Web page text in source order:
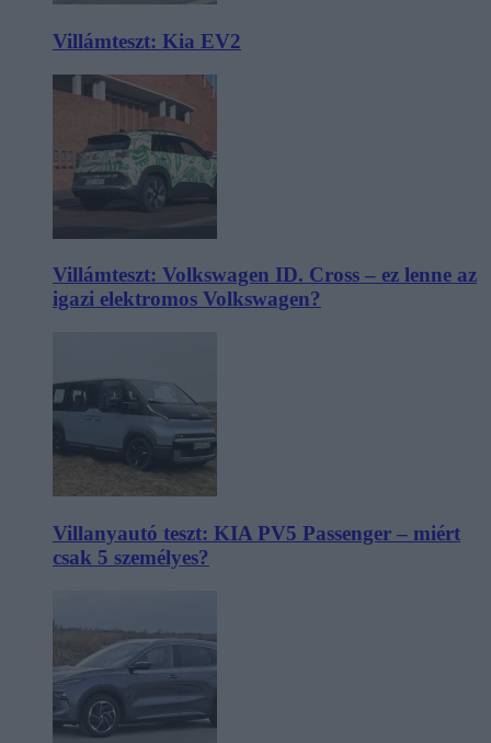
Villámteszt: Kia EV2
Villámteszt: Volkswagen ID. Cross – ez lenne az
igazi elektromos Volkswagen?
Villanyautó teszt: KIA PV5 Passenger – miért
csak 5 személyes?